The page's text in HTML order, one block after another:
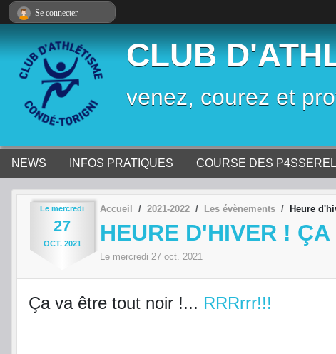
CLUB
venez, courez et
NEWS INFOS PRATIQUES COURSE DES
Le mercredi
27
OCT. 2021
Accueil 2021-2022 Les évènements Heure
HEURE D'HIVER !
Le mercredi 27 oct. 2021
Ça va être tout noir !... RRRrrr!!!
Se connecter
Panneau de gestion des cookies